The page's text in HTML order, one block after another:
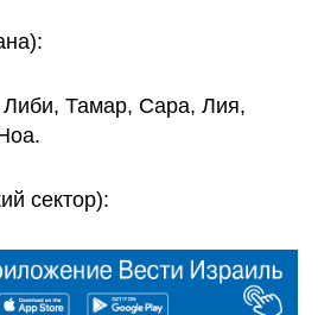
Тамар, Сара, Лия,
сектор):